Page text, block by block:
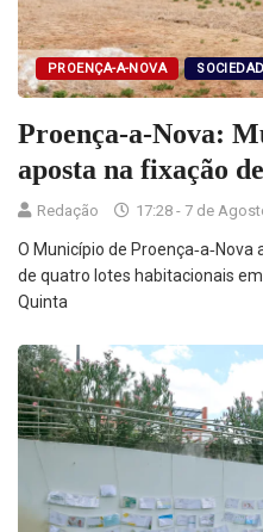
PROENÇA-A-NOVA
Proença-a-Nova:
aposta na fixação
Redação 17:28 - 7 de
O Município de
de quatro lotes habitacionais
Quinta